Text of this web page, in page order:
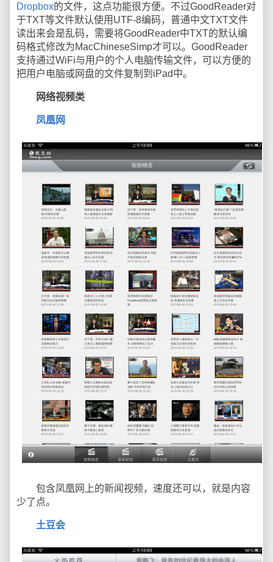
Dropbox的文件，这点功能很方便。不过GoodReader对
于TXT等文件默认使用UTF-8编码，普通中文TXT文件
读出来会是乱码，需要将GoodReader中TXT的默认编
码格式修改为MacChineseSimp才可以。GoodReader
支持通过WiFi与用户的个人电脑传输文件，可以方便的
把用户电脑或网盘的文件复制到iPad中。
网络视频类
凤凰网
包含凤凰网上的新闻视频，速度还可以，就是内容
少了点。
土豆会